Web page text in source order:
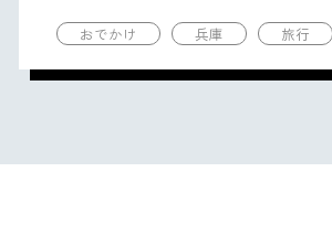
おでかけ 兵庫 旅行